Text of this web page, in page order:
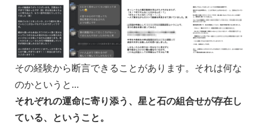
その経験から断言できることがあります。それは何な
のかというと…
それぞれの運命に寄り添う、星と石の組合せが存在し
ている、ということ。